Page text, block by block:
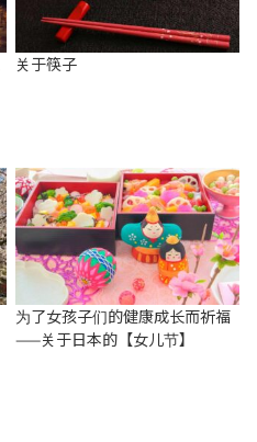
关于筷子
为了女孩子们的健康成长而祈福
——关于日本的【女儿节】